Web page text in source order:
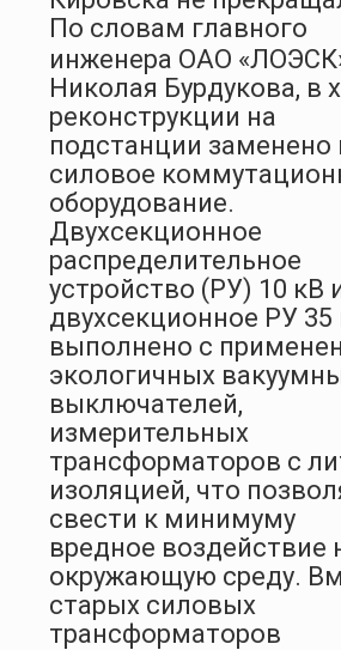
По словам главного
инженера ОАО
Николая Бурдукова, в
реконструкции на
подстанции заменено
силовое
оборудование.
Двухсекционное
распределительное
устройство (РУ) 10 кВ
двухсекционное РУ 35
выполнено с
экологичных
выключателей,
измерительных
трансформаторов с
изоляцией, что
свести к минимуму
вредное воздействие
окружающую среду.
старых силовых
трансформаторов